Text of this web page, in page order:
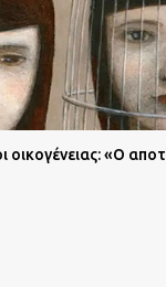
οικογένειας: «Ο